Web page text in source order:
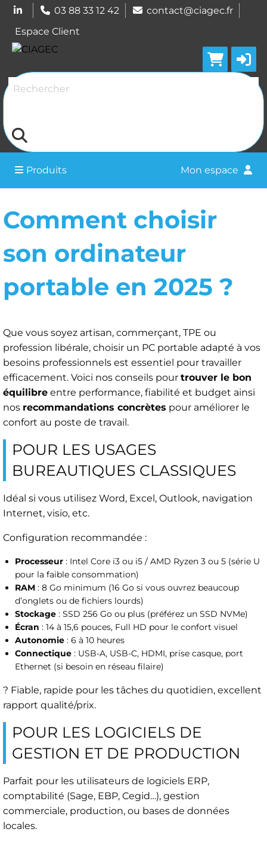
03 88 33 12 42
contact@ciagec.fr
Espace Client
Rechercher
Produits Mon espace
Comment choisir
son ordinateur
portable en 2025 ?
Que vous soyez artisan, commerçant, TPE ou
profession libérale, choisir un PC portable adapté à vos
besoins professionnels est essentiel pour travailler
efficacement. Voici nos conseils pour trouver le bon
équilibre entre performance, fiabilité et budget ainsi
nos recommandations concrètes pour améliorer le
confort au poste de travail.
POUR LES USAGES
BUREAUTIQUES CLASSIQUES
Idéal si vous utilisez Word, Excel, Outlook, navigation
Internet, visio, etc.
Configuration recommandée :
Processeur : Intel Core i3 ou i5 / AMD Ryzen 3 ou 5 (série U
pour la faible consommation)
RAM : 8 Go minimum (16 Go si vous ouvrez beaucoup
d’onglets ou de fichiers lourds)
Stockage : SSD 256 Go ou plus (préférez un SSD NVMe)
Écran : 14 à 15,6 pouces, Full HD pour le confort visuel
Autonomie : 6 à 10 heures
Connectique : USB-A, USB-C, HDMI, prise casque, port
Ethernet (si besoin en réseau filaire)
? Fiable, rapide pour les tâches du quotidien, excellent
rapport qualité/prix.
POUR LES LOGICIELS DE
GESTION ET DE PRODUCTION
Parfait pour les utilisateurs de logiciels ERP,
comptabilité (Sage, EBP, Cegid…), gestion
commerciale, production, ou bases de données
locales.